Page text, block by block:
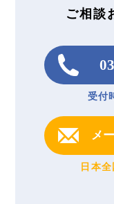
ご相談
受付
メ
日本